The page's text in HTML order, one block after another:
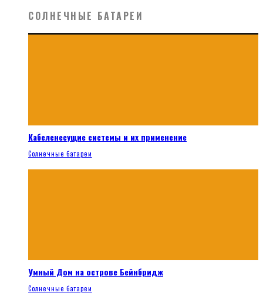
СОЛНЕЧНЫЕ БАТАРЕИ
Кабеленесущие системы и их применение
Солнечные батареи
Умный Дом на острове Бейнбридж
Солнечные батареи